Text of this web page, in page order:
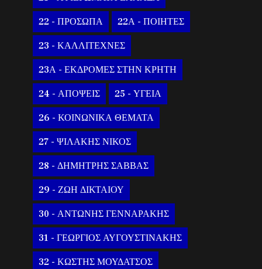
22 - ΠΡΟΣΩΠΑ 22Α - ΠΟΙΗΤΕΣ
23 - ΚΑΛΛΙΤΕΧΝΕΣ
23Α - ΕΚΔΡΟΜΕΣ ΣΤΗΝ ΚΡΗΤΗ
24 - ΑΠΟΨΕΙΣ 25 - ΥΓΕΙΑ
26 - ΚΟΙΝΩΝΙΚΑ ΘΕΜΑΤΑ
27 - ΨΙΛΑΚΗΣ ΝΙΚΟΣ
28 - ΔΗΜΗΤΡΗΣ ΣΑΒΒΑΣ
29 - ΖΩΗ ΔΙΚΤΑΙΟΥ
30 - ΑΝΤΩΝΗΣ ΓΕΝΝΑΡΑΚΗΣ
31 - ΓΕΩΡΓΙΟΣ ΑΥΓΟΥΣΤΙΝΑΚΗΣ
32 - ΚΩΣΤΗΣ ΜΟΥΔΑΤΣΟΣ